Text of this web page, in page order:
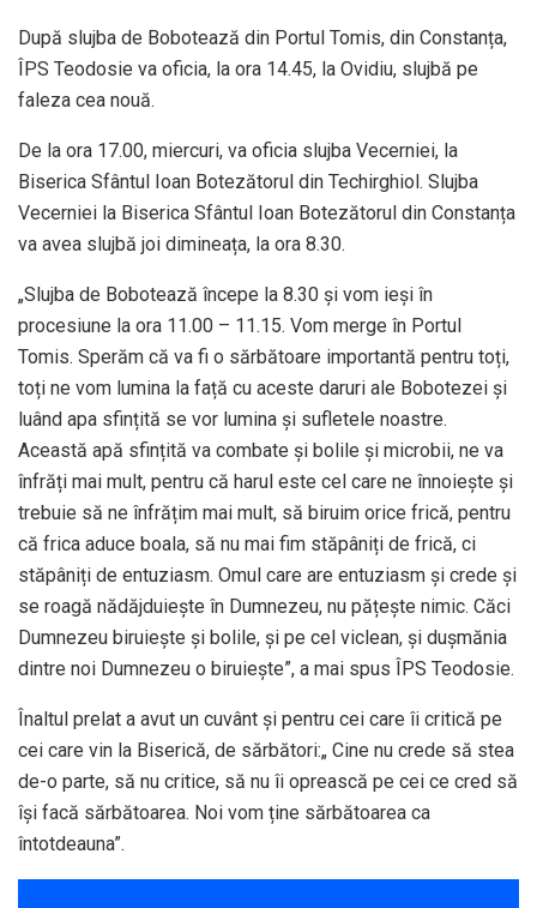
După slujba de Bobotează din Portul Tomis, din Constanța,
ÎPS Teodosie va oficia, la ora 14.45, la Ovidiu, slujbă pe
faleza cea nouă.
De la ora 17.00, miercuri, va oficia slujba Vecerniei, la
Biserica Sfântul Ioan Botezătorul din Techirghiol. Slujba
Vecerniei la Biserica Sfântul Ioan Botezătorul din Constanța
va avea slujbă joi dimineața, la ora 8.30.
„Slujba de Bobotează începe la 8.30 și vom ieși în
procesiune la ora 11.00 – 11.15. Vom merge în Portul
Tomis. Sperăm că va fi o sărbătoare importantă pentru toți,
toți ne vom lumina la față cu aceste daruri ale Bobotezei și
luând apa sfințită se vor lumina și sufletele noastre.
Această apă sfințită va combate și bolile și microbii, ne va
înfrăți mai mult, pentru că harul este cel care ne înnoiește și
trebuie să ne înfrățim mai mult, să biruim orice frică, pentru
că frica aduce boala, să nu mai fim stăpâniți de frică, ci
stăpâniți de entuziasm. Omul care are entuziasm și crede și
se roagă nădăjduiește în Dumnezeu, nu pățește nimic. Căci
Dumnezeu biruiește și bolile, și pe cel viclean, și dușmănia
dintre noi Dumnezeu o biruiește”, a mai spus ÎPS Teodosie.
Înaltul prelat a avut un cuvânt și pentru cei care îi critică pe
cei care vin la Biserică, de sărbători:„ Cine nu crede să stea
de-o parte, să nu critice, să nu îi oprească pe cei ce cred să
își facă sărbătoarea. Noi vom ține sărbătoarea ca
întotdeauna”.